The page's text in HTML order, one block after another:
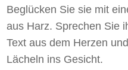
Beglücken Sie sie mit
aus Harz. Sprechen Sie
Text aus dem Herzen
Lächeln ins Gesicht.